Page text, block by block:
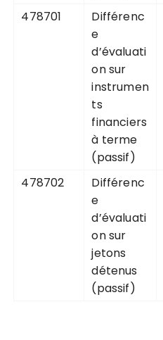
478701
Différenc
e
d’évaluati
on sur
instrumen
ts
financiers
à terme
(passif)
478702
Différenc
e
d’évaluati
on sur
jetons
détenus
(passif)